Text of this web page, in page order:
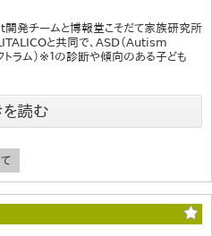
発チームと博報堂こそだて家族研究所
と共同で、ASD（Autism
ム）※１の診断や傾向のある子ども
を読む